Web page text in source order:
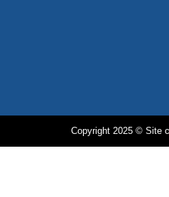
Copyright 2025 © Site